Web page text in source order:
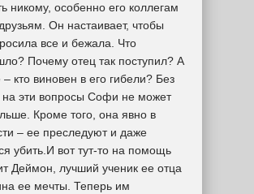
никому, особенно его коллегам
Он настаивает, чтобы
все и бежала. Что
Почему отец так поступил? А
– кто виновен в его гибели? Без
на эти вопросы Софи не может
Кроме того, она явно в
– ее преследуют и даже
убить.И вот тут-то на помощь
Деймон, лучший ученик ее отца
ее мечты. Теперь им